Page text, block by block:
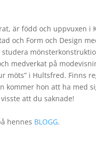
är född och uppvuxen
och Form och Design
medverkat på
möts” i Hultsfred. Finns
kommer hon att ha med
att du saknade!
hennes BLOGG.